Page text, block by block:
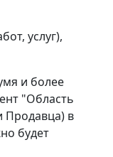
услуг),
и более
"Область
Продавца) в
будет